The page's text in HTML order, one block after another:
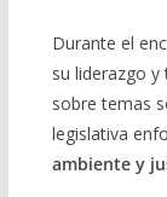
Durante el
su liderazgo
sobre temas
legislativa
ambiente y